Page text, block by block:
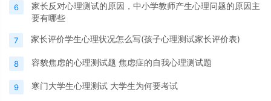
6
家长反对心理测试的原因，中小学教师产生心理问题的原因主
要有哪些
7 家长评价学生心理状况怎么写(孩子心理测试家长评价表)
8 容貌焦虑的心理测试题 焦虑症的自我心理测试题
9 寒门大学生心理测试 大学生为何要考试